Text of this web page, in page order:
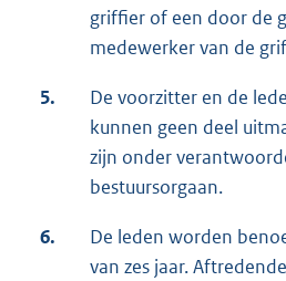
griffier of een door de
medewerker van de
5.
De voorzitter en de
kunnen geen deel
zijn onder
bestuursorgaan.
6.
De leden worden
van zes jaar.